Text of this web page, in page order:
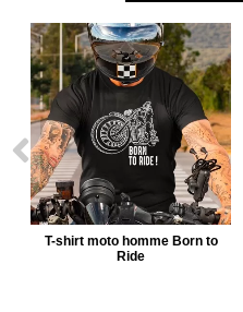
T-shirt moto homme Born to
Ride